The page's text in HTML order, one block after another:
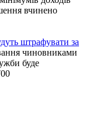
вчинено
штрафувати за
чиновниками
буде